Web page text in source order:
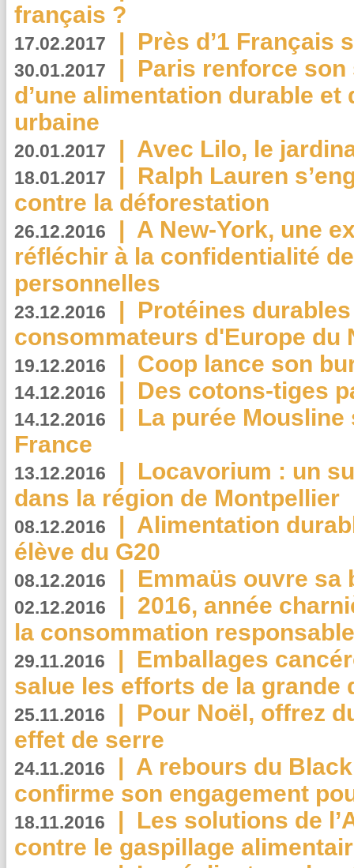
français ?
17.02.2017 | Près d’1 Français
30.01.2017 | Paris renforce
d’une alimentation durable et
urbaine
20.01.2017 | Avec Lilo, le
18.01.2017 | Ralph Lauren
contre la déforestation
26.12.2016 | A New-York, une
réfléchir à la confidentialité
personnelles
23.12.2016 | Protéines
consommateurs d'Europe du
19.12.2016 | Coop lance son
14.12.2016 | Des cotons-tiges
14.12.2016 | La purée
France
13.12.2016 | Locavorium : un
dans la région de Montpellier
08.12.2016 | Alimentation
élève du G20
08.12.2016 | Emmaüs ouvre sa
02.12.2016 | 2016, année
la consommation
29.11.2016 | Emballages
salue les efforts de la grande
25.11.2016 | Pour Noël, offrez
effet de serre
24.11.2016 | A rebours du
confirme son engagement
18.11.2016 | Les solutions de
contre le gaspillage